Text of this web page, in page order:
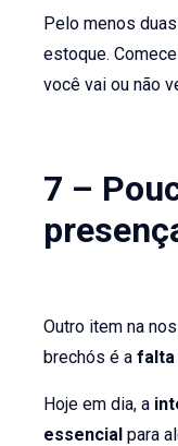
Pelo menos
estoque.
você vai ou não
7 –
Outro item na
brechós é afalta
Hoje em dia, a
essencial para